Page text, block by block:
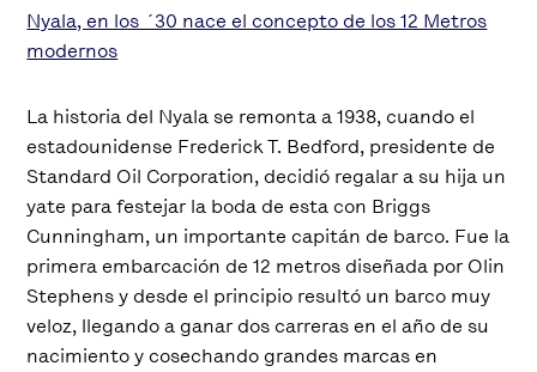
Nyala, en los ´30 nace el concepto de los 12 Metros
modernos
La historia del Nyala se remonta a 1938, cuando el
estadounidense Frederick T. Bedford, presidente de
Standard Oil Corporation, decidió regalar a su hija un
yate para festejar la boda de esta con Briggs
Cunningham, un importante capitán de barco. Fue la
primera embarcación de 12 metros diseñada por Olin
Stephens y desde el principio resultó un barco muy
veloz, llegando a ganar dos carreras en el año de su
nacimiento y cosechando grandes marcas en